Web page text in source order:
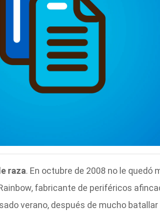
raza. En octubre de 2008 no le quedó
fabricante de periféricos
verano, después de mucho